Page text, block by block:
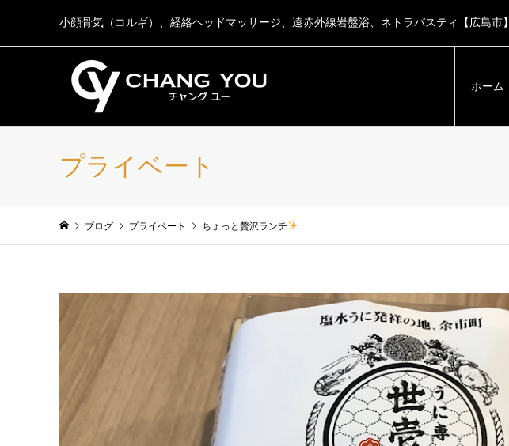
小顔骨気（コルギ）、経絡ヘッドマッサージ、遠赤外線岩盤浴、ネトラバスティ【広島市】
ホーム
プライベート
ブログ プライベート ちょっと贅沢ランチ